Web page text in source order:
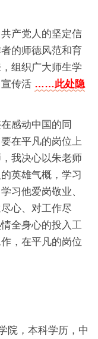
产党人的坚定信
的师德风范和育
组织广大师生学
传活 ……此处隐
感动中国的同
在平凡的岗位上
我决心以朱老师
英雄气概，学习
习他爱岗敬业、
心、对工作尽
全身心的投入工
，在平凡的岗位
院，本科学历，中